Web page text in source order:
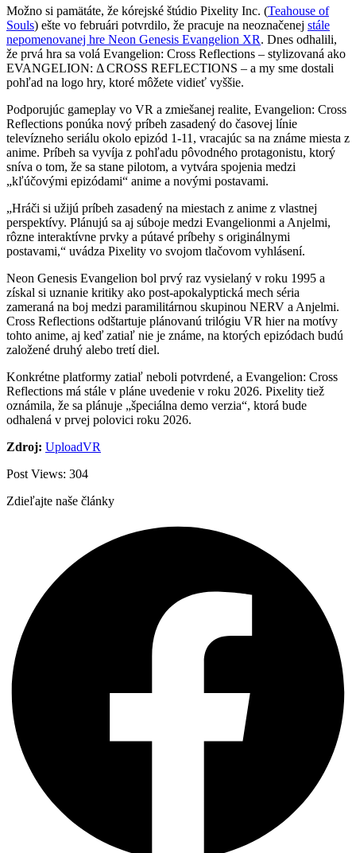
Možno si pamätáte, že kórejské štúdio Pixelity Inc. (Teahouse of
Souls) ešte vo februári potvrdilo, že pracuje na neoznačenej stále
nepomenovanej hre Neon Genesis Evangelion XR. Dnes odhalili,
že prvá hra sa volá Evangelion: Cross Reflections – stylizovaná ako
EVANGELION: Δ CROSS REFLECTIONS – a my sme dostali
pohľad na logo hry, ktoré môžete vidieť vyššie.
Podporujúc gameplay vo VR a zmiešanej realite, Evangelion: Cross
Reflections ponúka nový príbeh zasadený do časovej línie
televízneho seriálu okolo epizód 1-11, vracajúc sa na známe miesta z
anime. Príbeh sa vyvíja z pohľadu pôvodného protagonistu, ktorý
sníva o tom, že sa stane pilotom, a vytvára spojenia medzi
„kľúčovými epizódami“ anime a novými postavami.
„Hráči si užijú príbeh zasadený na miestach z anime z vlastnej
perspektívy. Plánujú sa aj súboje medzi Evangelionmi a Anjelmi,
rôzne interaktívne prvky a pútavé príbehy s originálnymi
postavami,“ uvádza Pixelity vo svojom tlačovom vyhlásení.
Neon Genesis Evangelion bol prvý raz vysielaný v roku 1995 a
získal si uznanie kritiky ako post-apokalyptická mech séria
zameraná na boj medzi paramilitárnou skupinou NERV a Anjelmi.
Cross Reflections odštartuje plánovanú trilógiu VR hier na motívy
tohto anime, aj keď zatiaľ nie je známe, na ktorých epizódach budú
založené druhý alebo tretí diel.
Konkrétne platformy zatiaľ neboli potvrdené, a Evangelion: Cross
Reflections má stále v pláne uvedenie v roku 2026. Pixelity tiež
oznámila, že sa plánuje „špeciálna demo verzia“, ktorá bude
odhalená v prvej polovici roku 2026.
Zdroj: UploadVR
Post Views: 304
Zdieľajte naše články